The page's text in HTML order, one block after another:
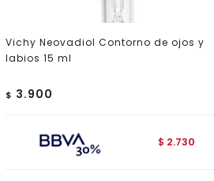
Vichy Neovadiol Contorno de ojos y
labios 15 ml
$ 3.900
$ 2.730